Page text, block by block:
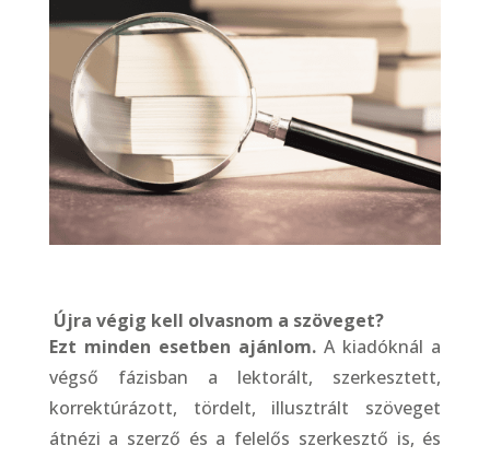
Újra végig kell olvasnom a szöveget?
Ezt minden esetben ajánlom. A kiadóknál a
végső fázisban a lektorált, szerkesztett,
korrektúrázott, tördelt, illusztrált szöveget
átnézi a szerző és a felelős szerkesztő is, és